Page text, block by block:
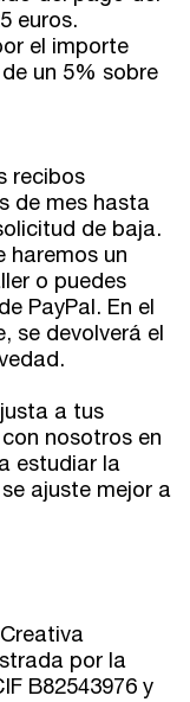
euros.
el importe
un 5% sobre
recibos
de mes hasta
de baja.
haremos un
o puedes
PayPal. En el
se devolverá el
a tus
nosotros en
estudiar la
ajuste mejor a
por la
B82543976 y